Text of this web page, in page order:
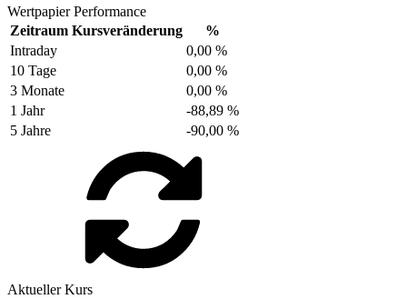
Wertpapier Performance
Zeitraum Kursveränderung
%
Intraday
0,00 %
10 Tage
0,00 %
3 Monate
0,00 %
1 Jahr
-88,89 %
5 Jahre
-90,00 %
Aktueller Kurs